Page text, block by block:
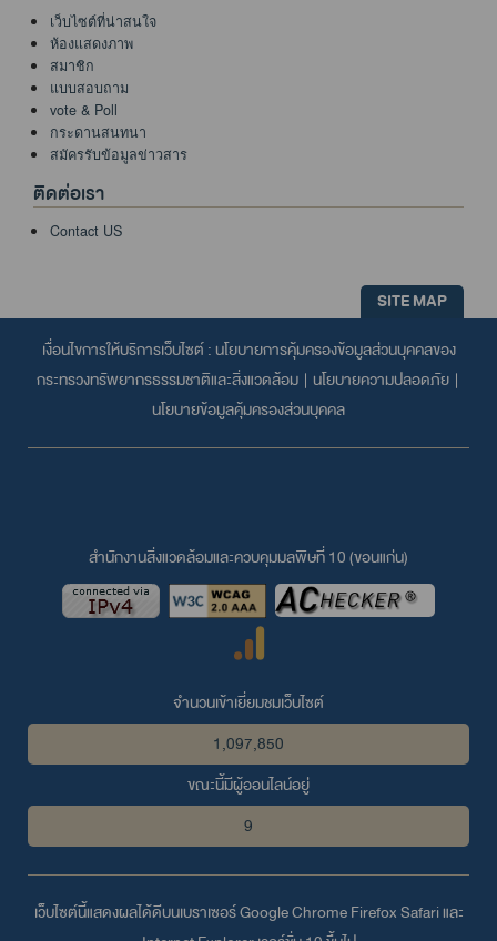
เว็บไซต์ที่น่าสนใจ
ห้องแสดงภาพ
สมาชิก
แบบสอบถาม
vote & Poll
กระดานสนทนา
สมัครรับข้อมูลข่าวสาร
ติดต่อเรา
Contact US
SITE MAP
เงื่อนไขการให้บริการเว็บไซต์ : นโยบายการคุ้มครองข้อมูลส่วนบุคคลของ
กระทรวงทรัพยากรธรรมชาติและสิ่งแวดล้อม | นโยบายความปลอดภัย |
นโยบายข้อมูลคุ้มครองส่วนบุคคล
สำนักงานสิ่งแวดล้อมและควบคุมมลพิษที่ 10 (ขอนแก่น)
จำนวนเข้าเยี่ยมชมเว็บไซต์
1,097,850
ขณะนี้มีผู้ออนไลน์อยู่
9
เว็บไซต์นี้แสดงผลได้ดีบนเบราเซอร์Google ChromeFirefoxSafariและ